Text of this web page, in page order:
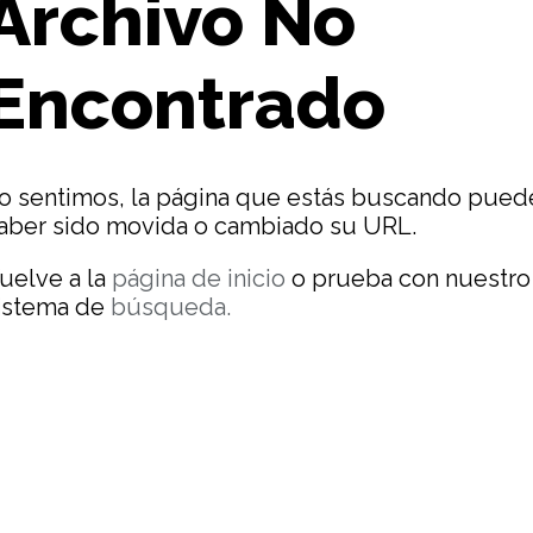
No
sentimos, la página que estás buscando
sido movida o cambiado su URL.
a la página de inicio o prueba con nuestro
de búsqueda.